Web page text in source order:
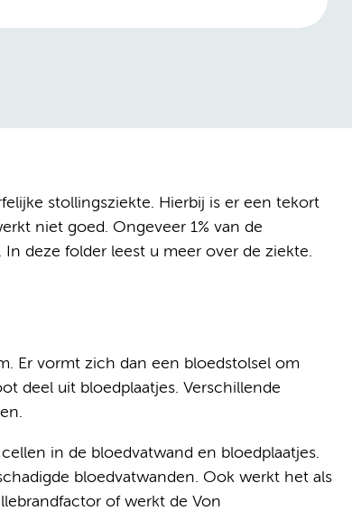
stollingsziekte. Hierbij is er een tekort
niet goed. Ongeveer 1% van de
deze folder leest u meer over de ziekte.
Er vormt zich dan een bloedstolsel om
deel uit bloedplaatjes. Verschillende
in de bloedvatwand en bloedplaatjes.
bloedvatwanden. Ook werkt het als
of werkt de Von